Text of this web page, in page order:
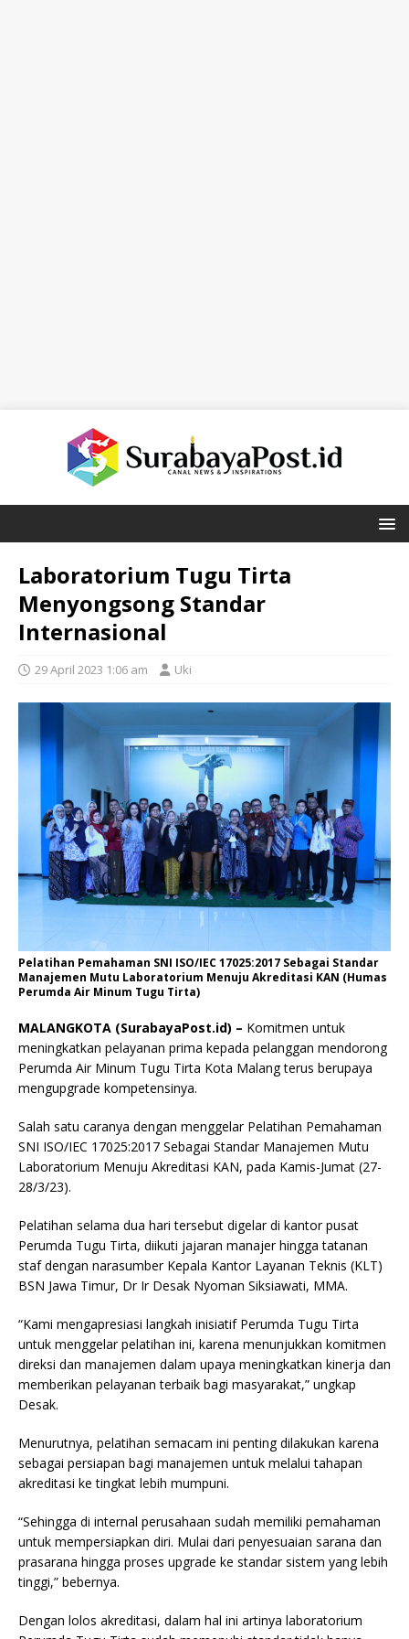
Laboratorium Tugu Tirta
Menyongsong Standar
Internasional
29 April 2023 1:06 am Uki
Pelatihan Pemahaman SNI ISO/IEC 17025:2017 Sebagai Standar
Manajemen Mutu Laboratorium Menuju Akreditasi KAN (Humas
Perumda Air Minum Tugu Tirta)
MALANGKOTA (SurabayaPost.id) – Komitmen untuk
meningkatkan pelayanan prima kepada pelanggan mendorong
Perumda Air Minum Tugu Tirta Kota Malang terus berupaya
mengupgrade kompetensinya.
Salah satu caranya dengan menggelar Pelatihan Pemahaman
SNI ISO/IEC 17025:2017 Sebagai Standar Manajemen Mutu
Laboratorium Menuju Akreditasi KAN, pada Kamis-Jumat (27-
28/3/23).
Pelatihan selama dua hari tersebut digelar di kantor pusat
Perumda Tugu Tirta, diikuti jajaran manajer hingga tatanan
staf dengan narasumber Kepala Kantor Layanan Teknis (KLT)
BSN Jawa Timur, Dr Ir Desak Nyoman Siksiawati, MMA.
“Kami mengapresiasi langkah inisiatif Perumda Tugu Tirta
untuk menggelar pelatihan ini, karena menunjukkan komitmen
direksi dan manajemen dalam upaya meningkatkan kinerja dan
memberikan pelayanan terbaik bagi masyarakat,” ungkap
Desak.
Menurutnya, pelatihan semacam ini penting dilakukan karena
sebagai persiapan bagi manajemen untuk melalui tahapan
akreditasi ke tingkat lebih mumpuni.
“Sehingga di internal perusahaan sudah memiliki pemahaman
untuk mempersiapkan diri. Mulai dari penyesuaian sarana dan
prasarana hingga proses upgrade ke standar sistem yang lebih
tinggi,” bebernya.
Dengan lolos akreditasi, dalam hal ini artinya laboratorium